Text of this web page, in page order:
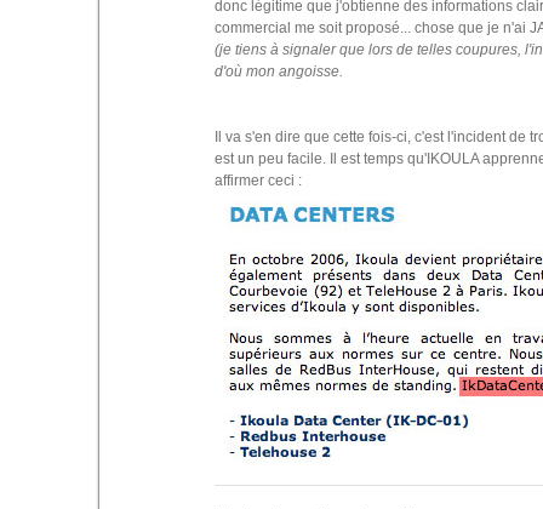
donc légitime que j'obtienne des informations
commercial me soit proposé... chose que je n'ai
(je tiens à signaler que lors de telles coupures,
d'où mon angoisse.
Il va s'en dire que cette fois-ci, c'est l'incident de
est un peu facile. Il est temps qu'IKOULA
affirmer ceci :